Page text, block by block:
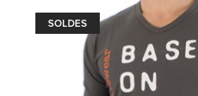
SOLDES